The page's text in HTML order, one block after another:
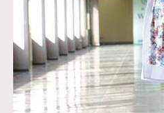
AFrenchMind